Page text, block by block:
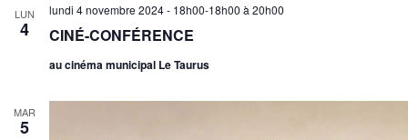
LUN
4 CINÉ-CONFÉRENCE
lundi 4 novembre 2024 - 18h00-18h00 à 20h00
au cinéma municipal Le Taurus
MAR
5